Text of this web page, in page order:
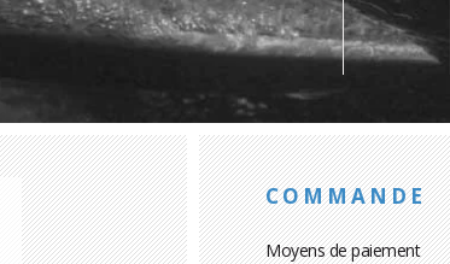
COMMANDE
Moyens de paiement